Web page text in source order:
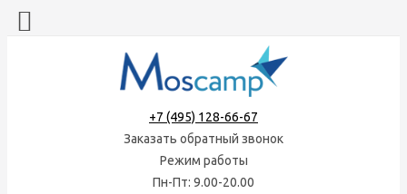
+7 (495) 128-66-67
Заказать обратный звонок
Режим работы
Пн-Пт: 9.00-20.00